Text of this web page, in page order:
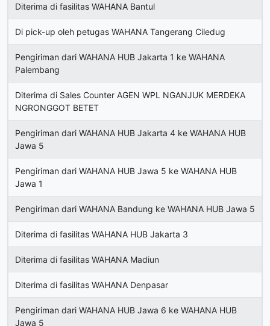
Diterima di fasilitas WAHANA Bantul
Di pick-up oleh petugas WAHANA Tangerang Ciledug
Pengiriman dari WAHANA HUB Jakarta 1 ke WAHANA
Palembang
Diterima di Sales Counter AGEN WPL NGANJUK MERDEKA
NGRONGGOT BETET
Pengiriman dari WAHANA HUB Jakarta 4 ke WAHANA HUB
Jawa 5
Pengiriman dari WAHANA HUB Jawa 5 ke WAHANA HUB
Jawa 1
Pengiriman dari WAHANA Bandung ke WAHANA HUB Jawa 5
Diterima di fasilitas WAHANA HUB Jakarta 3
Diterima di fasilitas WAHANA Madiun
Diterima di fasilitas WAHANA Denpasar
Pengiriman dari WAHANA HUB Jawa 6 ke WAHANA HUB
Jawa 5